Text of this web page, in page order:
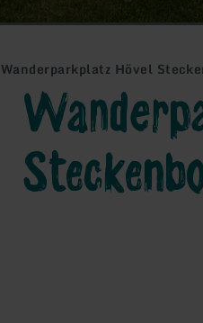
Wanderparkplatz Hövel